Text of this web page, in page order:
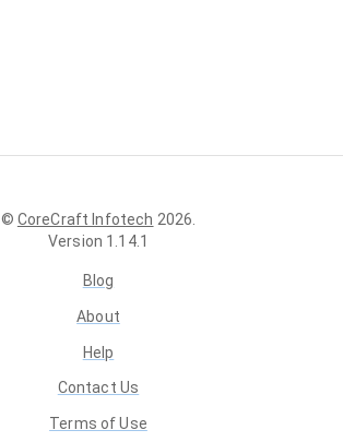
© CoreCraft Infotech 2026
Version 1.14.1
Blog
About
Help
Contact Us
Terms of Use